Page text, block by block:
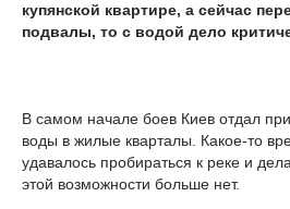
купянской квартире, а сейчас
подвалы, то с водой дело
В самом начале боев Киев отдал
воды в жилые кварталы. Какое-то
удавалось пробираться к реке и
этой возможности больше нет.